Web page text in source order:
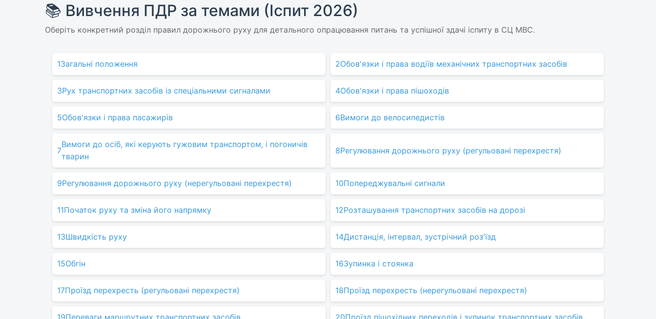
📚 Вивчення ПДР за темами (Іспит 2026)
Оберіть конкретний розділ правил дорожнього руху для детального опрацювання питань та успішної здачі іспиту в СЦ МВС.
1Загальні положення 2Обов'язки і права водіїв механічних транспортних засобів
3Рух транспортних засобів із спеціальними сигналами 4Обов'язки і права пішоходів
5Обов'язки і права пасажирів 6Вимоги до велосипедистів
7
Вимоги до осіб, які керують гужовим транспортом, і погоничів
тварин
8Регулювання дорожнього руху (регульовані перехрестя)
9Регулювання дорожнього руху (нерегульовані перехрестя) 10Попереджувальні сигнали
11Початок руху та зміна його напрямку 12Розташування транспортних засобів на дорозі
13Швидкість руху 14Дистанція, інтервал, зустрічний роз'їзд
15Обгін 16Зупинка і стоянка
17Проїзд перехресть (регульовані перехрестя) 18Проїзд перехресть (нерегульовані перехрестя)
19Переваги маршрутних транспортних засобів 20Проїзд пішохідних переходів і зупинок транспортних засобів